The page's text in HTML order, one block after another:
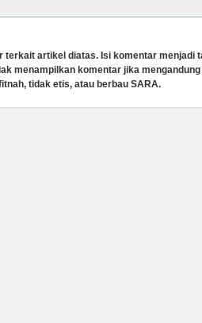
terkait artikel diatas. Isi komentar menjadi
menampilkan komentar jika
tidak etis, atau berbau SARA.